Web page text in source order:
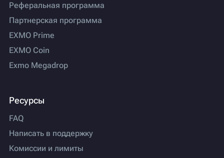
Реферальная программа
Партнерская программа
EXMO Prime
EXMO Coin
Exmo Megadrop
Ресурсы
FAQ
Написать в поддержку
Комиссии и лимиты